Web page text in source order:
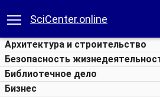
SciCenter.online
Архитектура и строительство
Безопасность
Библиотечное дело
Бизнес